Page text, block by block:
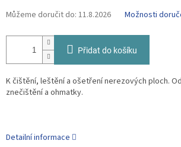
Můžeme doručit do: 11.8.2026 Možnosti
Přidat do košíku
K čištění, leštění a ošetření nerezových ploch.
znečištění a ohmatky.
Detailní informace